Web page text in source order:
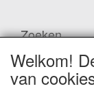
Zoeken
Waar ben je
Welkom!
van